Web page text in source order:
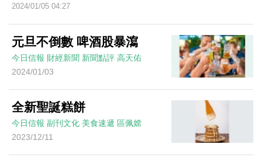
2024/01/05 04:27
元旦不倒數 啤酒股暴瀉
今日信報 財經新聞 新聞點評 高天佑
2024/01/03
全新聖誕糕餅
今日信報 副刊文化 美食速遞 區佩嫦
2023/12/11